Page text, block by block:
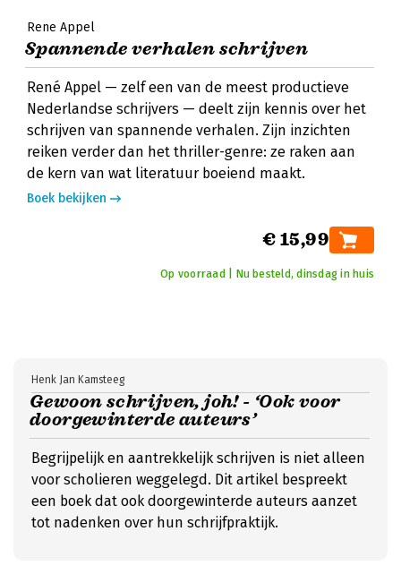
Rene Appel
Spannende verhalen schrijven
René Appel — zelf een van de meest productieve
Nederlandse schrijvers — deelt zijn kennis over het
schrijven van spannende verhalen. Zijn inzichten
reiken verder dan het thriller-genre: ze raken aan
de kern van wat literatuur boeiend maakt.
Boek bekijken
€ 15,99
Op voorraad | Nu besteld, dinsdag in huis
Gewoon schrijven, joh! - ‘Ook voor
doorgewinterde auteurs’
Henk Jan Kamsteeg
Begrijpelijk en aantrekkelijk schrijven is niet alleen
voor scholieren weggelegd. Dit artikel bespreekt
een boek dat ook doorgewinterde auteurs aanzet
tot nadenken over hun schrijfpraktijk.